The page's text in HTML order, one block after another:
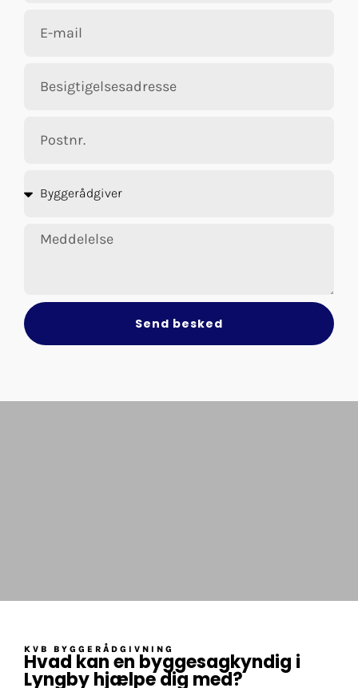
Send besked
KVB BYGGERÅDGIVNING
Hvad kan en byggesagkyndig i
Lyngby hjælpe dig med?